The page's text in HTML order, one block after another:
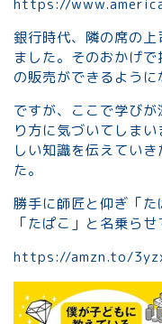
銀行時代、隣の席の
ました。そのおかげ
の販売ができるように
ですが、ここで学び
り方に気づいてしま
しい知識を伝えてい
た。
勝手に師匠と仰ぎ「
「たぱこ」と名乗ら
https://amzn.to/